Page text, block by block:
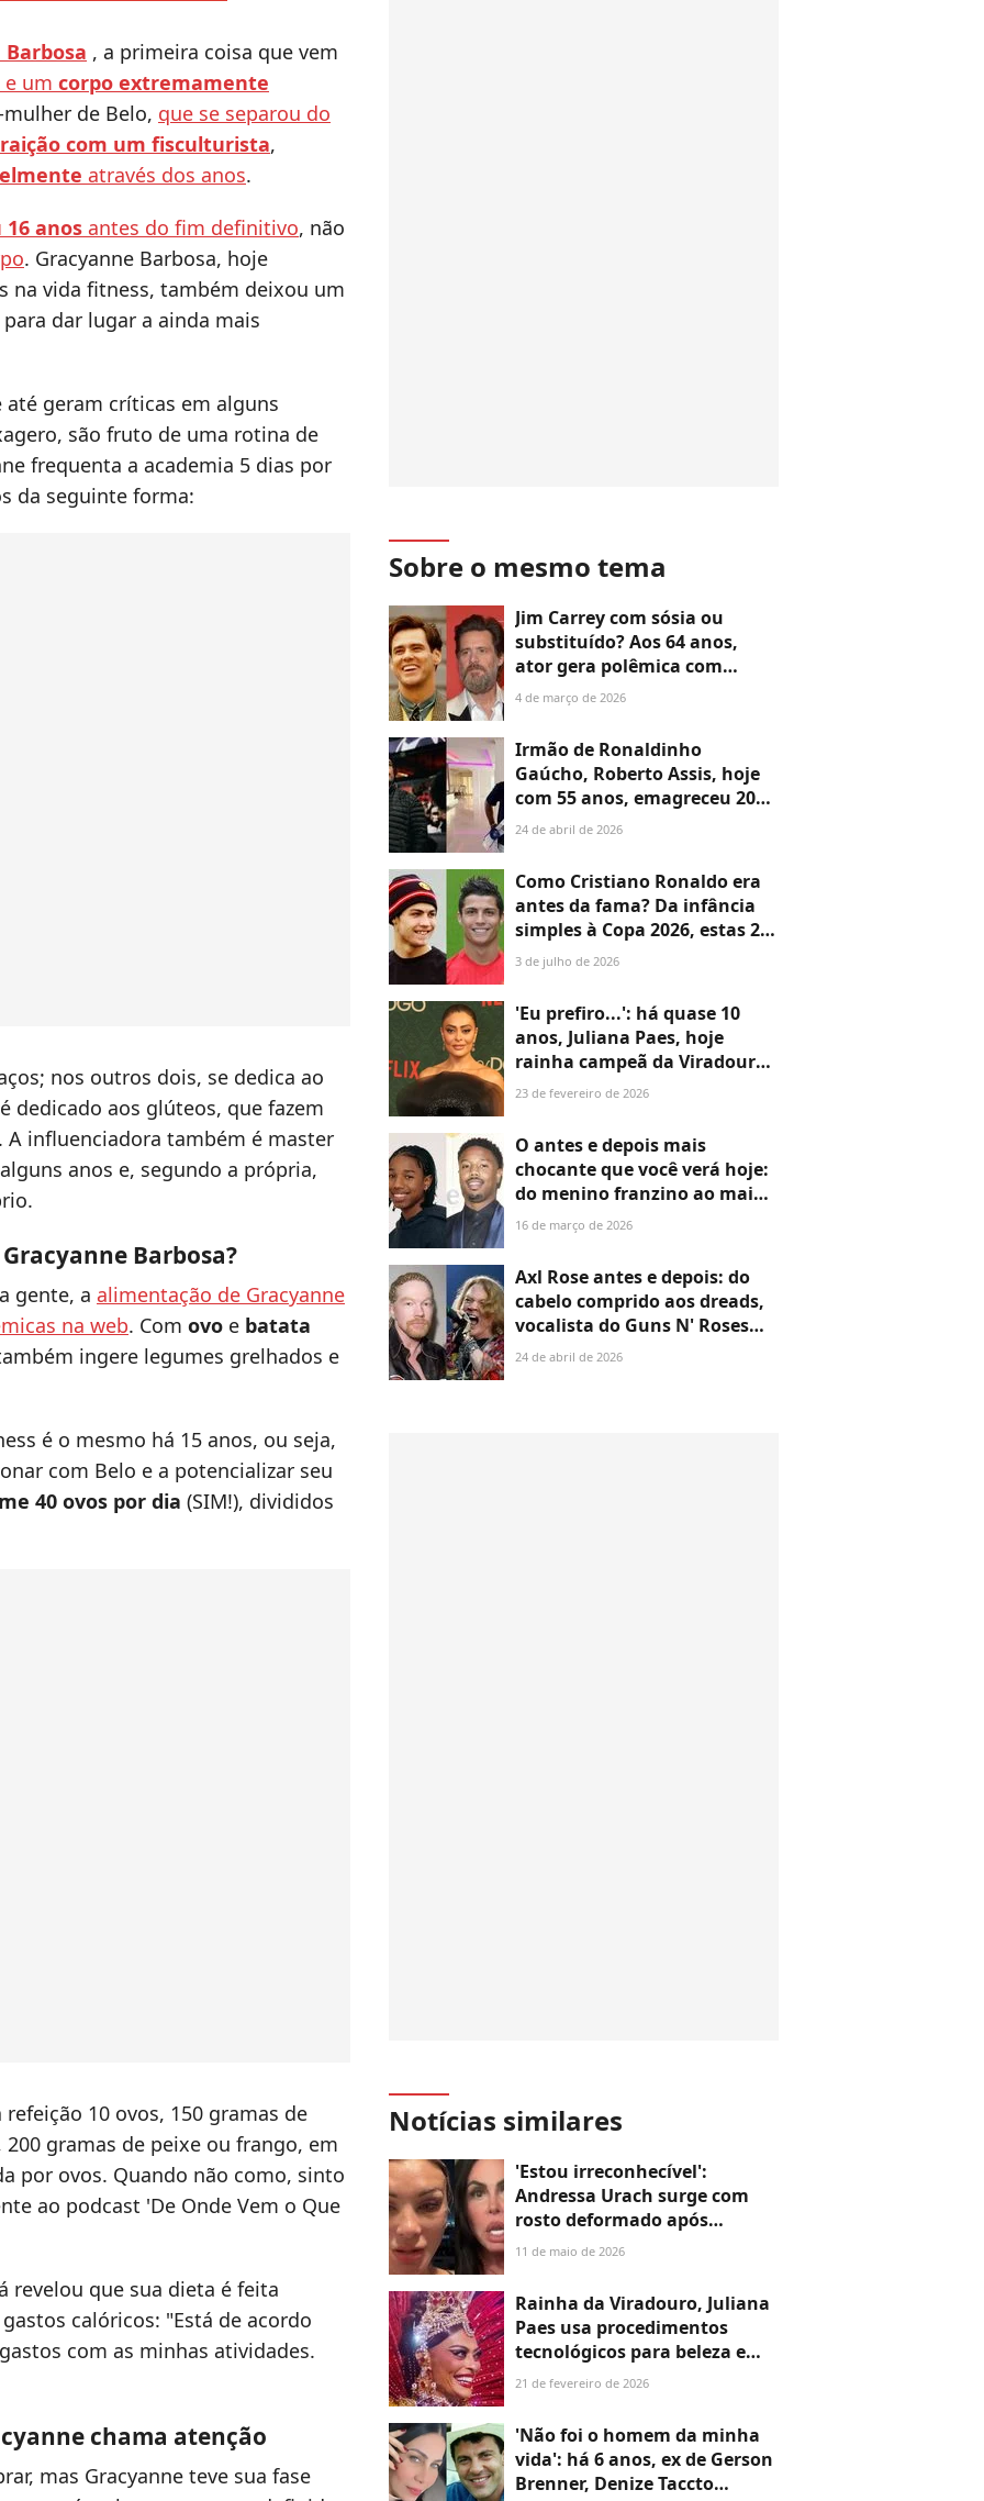
, a primeira coisa que vem
um corpo extremamente
de Belo, que se separou do
com um fisculturista,
através dos anos.
anos antes do fim definitivo, não
. Gracyanne Barbosa, hoje
na vida fitness, também deixou um
dar lugar a ainda mais
geram críticas em alguns
são fruto de uma rotina de
frequenta a academia 5 dias por
da seguinte forma:
nos outros dois, se dedica ao
dedicado aos glúteos, que fazem
influenciadora também é master
anos e, segundo a própria,
Barbosa?
gente, a alimentação de Gracyanne
na web. Com ovo e batata
ingere legumes grelhados e
é o mesmo há 15 anos, ou seja,
com Belo e a potencializar seu
40 ovos por dia (SIM!), divididos
10 ovos, 150 gramas de
gramas de peixe ou frango, em
por ovos. Quando não como, sinto
ao podcast 'De Onde Vem o Que
revelou que sua dieta é feita
calóricos: "Está de acordo
com as minhas atividades.
chama atenção
mas Gracyanne teve sua fase
Sobre o mesmo tema
Jim Carrey com sósia ou
substituído? Aos 64 anos,
ator gera polêmica com
aparência diferente, mas
fotos de sua transformação
em 46 anos
4 de março de 2026
Irmão de Ronaldinho
Gaúcho, Roberto Assis, hoje
com 55 anos, emagreceu 20
kg com treinos e dieta; ex-
fitness
24 de abril de 2026
Como Cristiano Ronaldo era
antes da fama? Da infância
simples à Copa 2026, estas 28
fotos do antes e depois do
impressionantes
3 de julho de 2026
'Eu prefiro...': há quase 10
anos, Juliana Paes, hoje
rainha campeã da Viradouro,
reprovou Photoshop que
mudou seu corpo em foto na
praia
23 de fevereiro de 2026
O antes e depois mais
chocante que você verá hoje:
do menino franzino ao maior
galã de Hollywood, Michael B.
2026, mudou MUITO em 25
anos. Veja 28 fotos!
16 de março de 2026
Axl Rose antes e depois: do
cabelo comprido aos dreads,
vocalista do Guns N' Roses
passou por transformações
24 de abril de 2026
Notícias similares
'Estou irreconhecível':
Andressa Urach surge com
rosto deformado após
plástica e web reage. 'A nova
11 de maio de 2026
Rainha da Viradouro, Juliana
Paes usa procedimentos
tecnológicos para beleza e
pele intacta aos 46 anos;
'Maior desafio não é apenas
flacidez'
21 de fevereiro de 2026
'Não foi o homem da minha
vida': há 6 anos, ex de Gerson
Brenner, Denize Taccto